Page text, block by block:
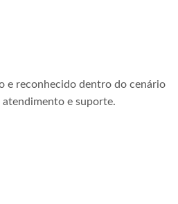
e reconhecido dentro do cenário
e suporte.